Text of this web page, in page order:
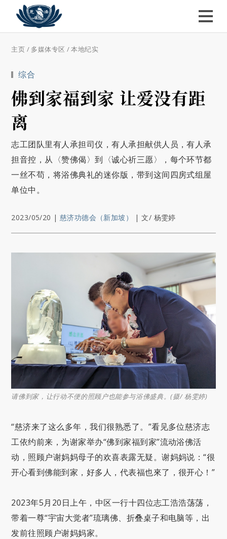
主页 / 多媒体专区 /本地纪实
综合
佛到家福到家 让爱没有距
离
志工团队里有人承担司仪，有人承担献供人员，有人承
担音控，从〈赞佛偈〉到〈诚心祈三愿〉，每个环节都
一丝不苟，将浴佛典礼的迷你版，带到这间四房式组屋
单位中。
2023/05/20 | 慈济功德会（新加坡） |文/ 杨雯婷
请佛到家，让行动不便的照顾户也能参与浴佛盛典。(摄/ 杨雯婷)
“慈济来了这么多年，我们很熟悉了。”看见多位慈济志
工依约前来，为谢家举办“佛到家福到家”流动浴佛活
动，照顾户谢妈妈母子的欢喜表露无疑。谢妈妈说：“很
开心看到佛能到家，好多人，代表福也來了，很开心！”
2023年5月20日上午，中区一行十四位志工浩浩荡荡，
带着一尊“宇宙大觉者”琉璃佛、折叠桌子和电脑等，出
发前往照顾户谢妈妈家。